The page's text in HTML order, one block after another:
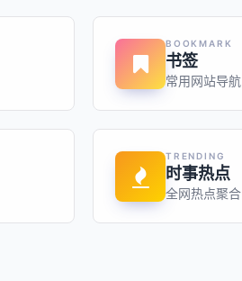
BOOKMARK
书签
常用网站导航
TRENDING
时事热点
全网热点聚合